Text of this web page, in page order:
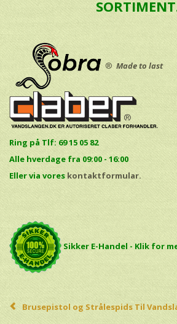
® Made to last
Ring på Tlf: 69 15 05 82
Alle hverdage fra 09:00 - 16:00
Eller via vores kontaktformular.
Sikker E-Handel - Klik for
Brusepistol og Strålespids Til